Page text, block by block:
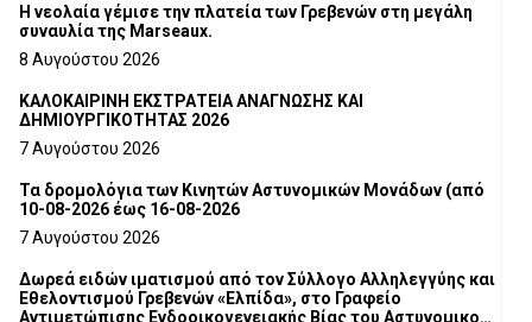
Η νεολαία γέμισε την πλατεία των Γρεβενών στη μεγάλη
συναυλία της Marseaux.
8 Αυγούστου 2026
ΚΑΛΟΚΑΙΡΙΝΗ ΕΚΣΤΡΑΤΕΙΑ ΑΝΑΓΝΩΣΗΣ ΚΑΙ
ΔΗΜΙΟΥΡΓΙΚΟΤΗΤΑΣ 2026
7 Αυγούστου 2026
Τα δρομολόγια των Κινητών Αστυνομικών Μονάδων (από
10-08-2026 έως 16-08-2026
7 Αυγούστου 2026
Δωρεά ειδών ιματισμού από τον Σύλλογο Αλληλεγγύης και
Εθελοντισμού Γρεβενών «Ελπίδα», στο Γραφείο
Αντιμετώπισης Ενδοοικογενειακής Βίας του Αστυνομικού